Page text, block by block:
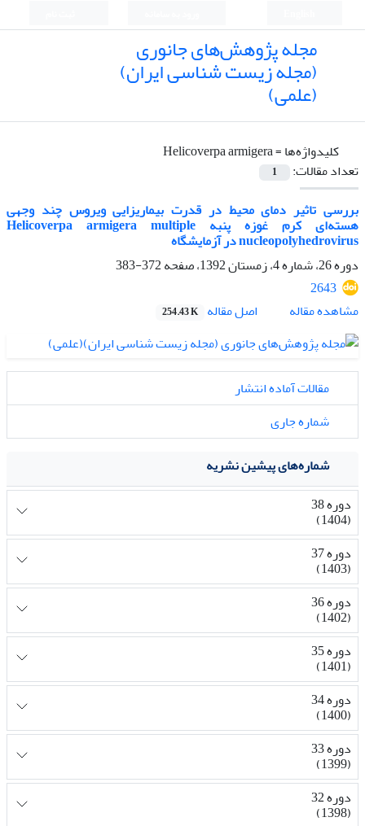
مجله پژوهش‌های جانوری
(مجله زیست شناسی ایران)
(علمی)
کلیدواژه‌ها =Helicoverpa armigera
تعداد مقالات:
1
بررسی تاثیر دمای محیط در قدرت بیماریزایی ویروس چند وجهی
هسته‌ای کرم غوزه پنبه Helicoverpa armigera multiple
nucleopolyhedrovirus در آزمایشگاه
دوره 26، شماره 4، زمستان 1392، صفحه
372-383
2643
مشاهده مقاله
اصل مقاله 254.43 K
مقالات آماده انتشار
شماره جاری
شماره‌های پیشین نشریه
دوره 38
(1404)
دوره 37
(1403)
دوره 36
(1402)
دوره 35
(1401)
دوره 34
(1400)
دوره 33
(1399)
دوره 32
(1398)